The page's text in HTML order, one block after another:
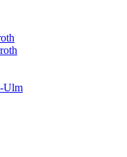
Ulm